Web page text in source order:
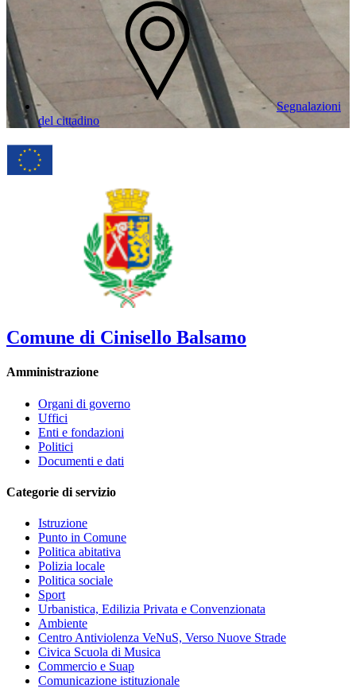
Segnalazioni
del cittadino
Comune di Cinisello Balsamo
Amministrazione
Organi di governo
Uffici
Enti e fondazioni
Politici
Documenti e dati
Categorie di servizio
Istruzione
Punto in Comune
Politica abitativa
Polizia locale
Politica sociale
Sport
Urbanistica, Edilizia Privata e Convenzionata
Ambiente
Centro Antiviolenza VeNuS, Verso Nuove Strade
Civica Scuola di Musica
Commercio e Suap
Comunicazione istituzionale